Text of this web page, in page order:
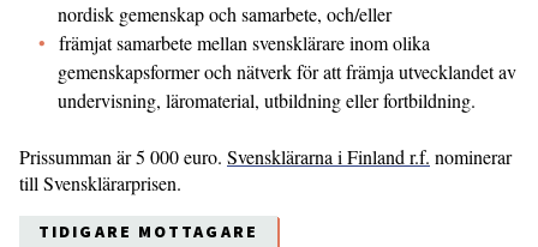
nordisk gemenskap och samarbete, och/eller
främjat samarbete mellan svensklärare inom olika
gemenskapsformer och nätverk för att främja utvecklandet av
undervisning, läromaterial, utbildning eller fortbildning.
Prissumman är 5 000 euro. Svensklärarna i Finland r.f. nominerar
till Svensklärarprisen.
TIDIGARE MOTTAGARE